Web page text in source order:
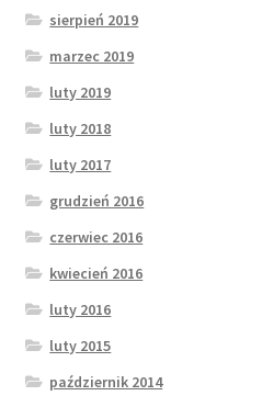
sierpień 2019
marzec 2019
luty 2019
luty 2018
luty 2017
grudzień 2016
czerwiec 2016
kwiecień 2016
luty 2016
luty 2015
październik 2014